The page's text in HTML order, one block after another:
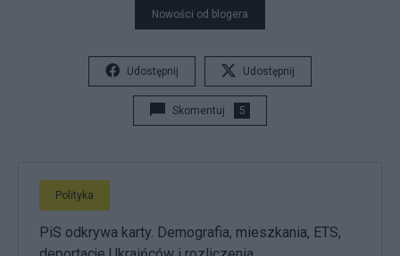
Nowości od blogera
Udostępnij Udostępnij
Skomentuj 5
Polityka
PiS odkrywa karty. Demografia, mieszkania, ETS,